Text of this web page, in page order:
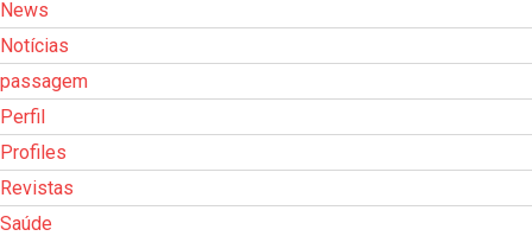
News
Notícias
passagem
Perfil
Profiles
Revistas
Saúde